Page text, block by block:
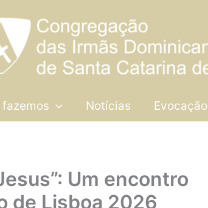
fazemos Notícias Evocação
Um encontro
de Lisboa 2026